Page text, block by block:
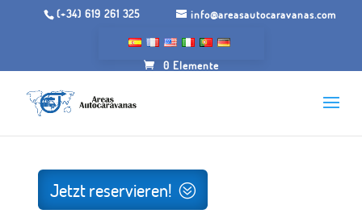
(+34) 619 261 325 info@areasautocaravanas.com
0 Elemente
Refugio de Pescadores, Soria
Jetzt reservieren!